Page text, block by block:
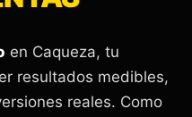
en Caqueza, tu
resultados medibles,
reales. Como